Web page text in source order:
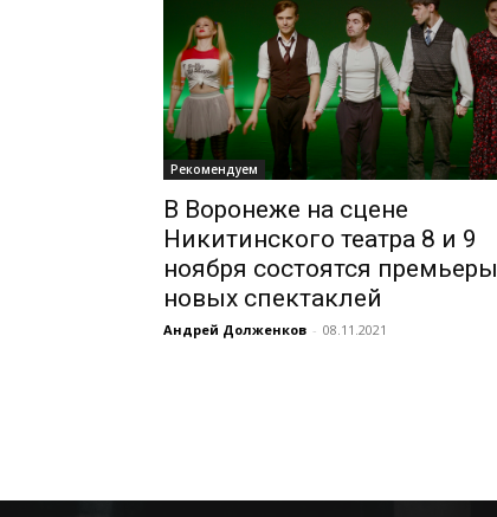
Рекомендуем
В Воронеже на сцене
Никитинского театра 8 и 9
ноября состоятся премьеры
новых спектаклей
Андрей Долженков - 08.11.2021